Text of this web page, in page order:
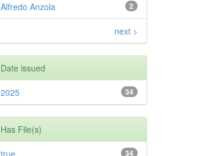
2
Alfredo Anzola
next >
Date issued
34
2025
Has File(s)
34
true